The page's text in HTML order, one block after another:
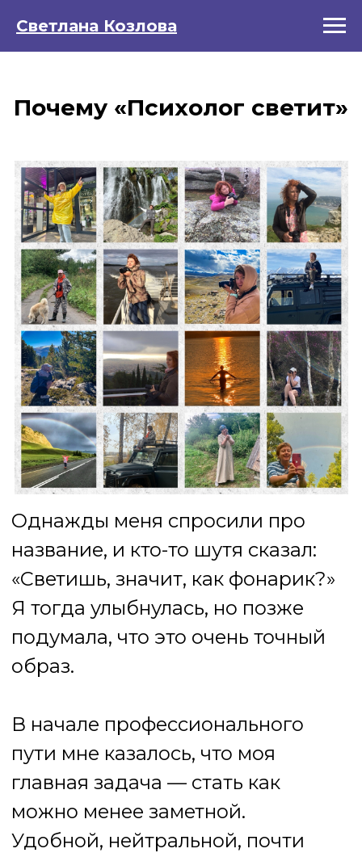
Светлана Козлова
Однажды меня спросили про
название, и кто-то шутя сказал:
«Светишь, значит, как фонарик?»
Я тогда улыбнулась, но позже
подумала, что это очень точный
образ.
В начале профессионального
главная задача — стать как
можно менее заметной.
Удобной, нейтральной, почти
прозрачной стеной, о которую
человек может безопасно
опереться. В нашей профессии
спеши судить, будь осторожна с
оценками. И в этом
действительно много правды. Я
тоже не хочу быть судьёй для
человека, который пришёл за
помощью.